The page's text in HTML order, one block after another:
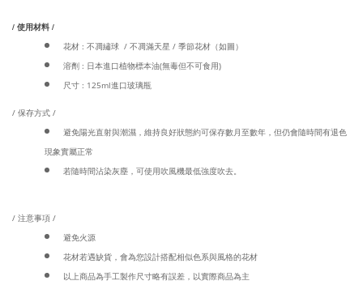
/ 使用材料 /
花材 : 不凋繡球 / 不凋滿天星 / 季節花材（如圖）
溶劑 : 日本進口植物標本油(無毒但不可食用)
尺寸 : 125ml進口玻璃瓶
/ 保存方式 /
避免陽光直射與潮濕，維持良好狀態約可保存數月至數年，但仍會隨時間有退色
現象實屬正常
若隨時間沾染灰塵，可使用吹風機最低強度吹去。
/ 注意事項 /
避免火源
花材若遇缺貨，會為您設計搭配相似色系與風格的花材
以上商品為手工製作尺寸略有誤差，以實際商品為主